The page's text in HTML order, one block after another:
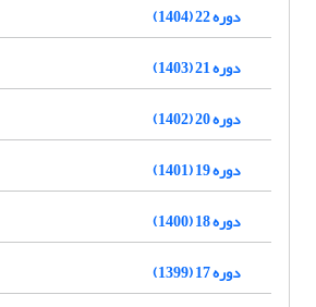
دوره 22 (1404)
دوره 21 (1403)
دوره 20 (1402)
دوره 19 (1401)
دوره 18 (1400)
دوره 17 (1399)